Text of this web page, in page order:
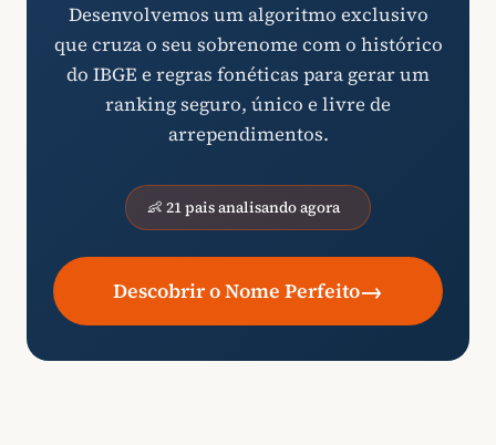
Desenvolvemos um algoritmo exclusivo
que cruza o seu sobrenome com o histórico
do IBGE e regras fonéticas para gerar um
ranking seguro, único e livre de
arrependimentos.
👶 21 pais analisando agora
Descobrir o Nome Perfeito→